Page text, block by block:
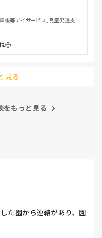
後等デイサービス, 児童発達支援
🥺
いるし‥
見る
をもっと見る
た園から連絡があり、園
識ですが、『園見学をご